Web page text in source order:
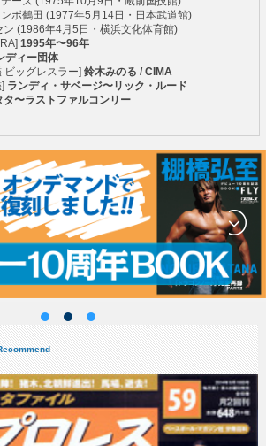
ボ鶴田 (1977年5月14日・日本武道館)
ン (1986年4月5日・横浜文化体育館)
1995年〜96年
ディー団体
ビッグレスラー] 鈴木みのる / CIMA
ランディ・サベージ〜リック・ルード
タ〜ラストファルコンリー